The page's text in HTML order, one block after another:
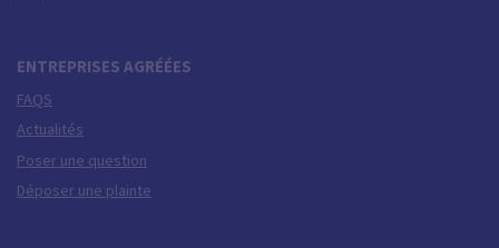
ENTREPRISES AGRÉÉES
FAQS
Actualités
Poser une question
Déposer une plainte